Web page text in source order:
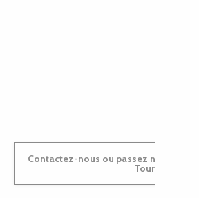
Contactez-nous ou passez nous voir dans nos Offices de
Tourisme